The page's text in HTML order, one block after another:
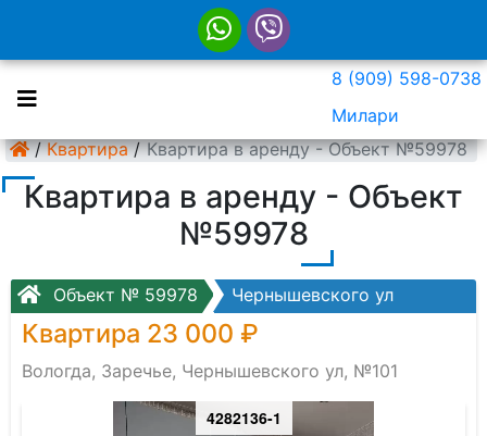
8 (909) 598-0738
Милари
/ Квартира / Квартира в аренду - Объект №59978
Квартира в аренду - Объект
№59978
Объект № 59978 Чернышевского ул
Квартира 23 000 ₽
Вологда, Заречье, Чернышевского ул, №101
4282136-1